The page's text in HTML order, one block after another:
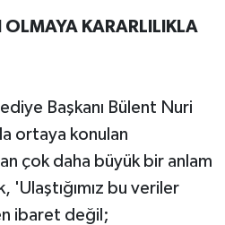
OLMAYA KARARLILIKLA
Başkanı Bülent Nuri
ortaya konulan
çok daha büyük bir anlam
'Ulaştığımız bu veriler
ibaret değil;